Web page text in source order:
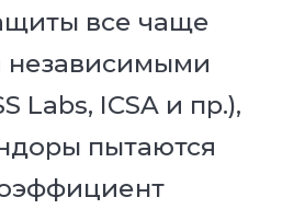
все чаще
независимыми
Labs, ICSA и пр.),
пытаются